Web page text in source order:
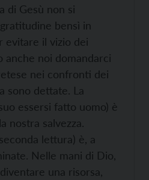
di Gesù non si
bensì in
evitare il vizio dei
anche noi domandarci
nei confronti dei
sono dettate. La
essersi fatto uomo) è
nostra salvezza.
lettura) è, a
Nelle mani di Dio,
una risorsa,